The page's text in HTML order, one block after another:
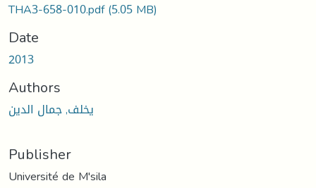
THA3-658-010.pdf(5.05 MB)
Date
2013
Authors
يخلف, جمال الدين
Publisher
Université de M'sila